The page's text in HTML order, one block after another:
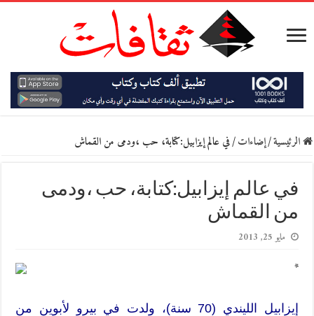
الرئيسية/إضاءات/في عالم إيزابيل:كتابة، حب ،ودمى من القماش
في عالم إيزابيل:كتابة، حب ،ودمى
من القماش
مايو 25, 2013
*
إيزابيل الليندي (70 سنة)، ولدت في بيرو لأبوين من